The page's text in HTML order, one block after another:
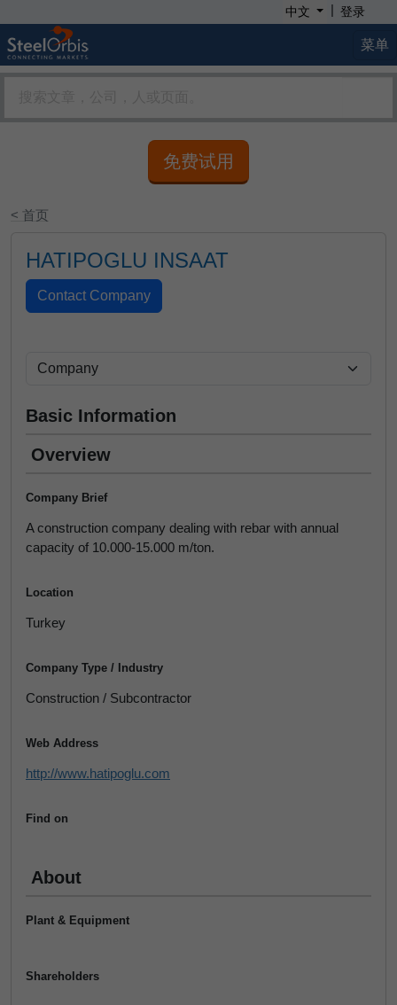
中文 | 登录
菜单
免费试用
< 首页
HATIPOGLU INSAAT
Basic Information
Overview
Company Brief
A construction company dealing with rebar with annual
capacity of 10.000-15.000 m/ton.
Location
Turkey
Company Type / Industry
Construction / Subcontractor
Web Address
http://www.hatipoglu.com
Find on
About
Plant & Equipment
Shareholders